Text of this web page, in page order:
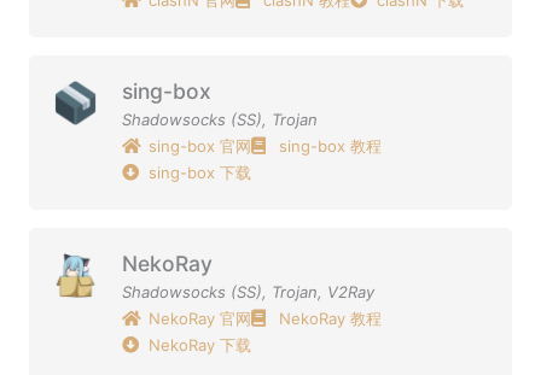
sing-box
Shadowsocks (SS), Trojan
sing-box 官网
sing-box 教程
sing-box 下载
NekoRay
Shadowsocks (SS), Trojan, V2Ray
NekoRay 官网
NekoRay 教程
NekoRay 下载